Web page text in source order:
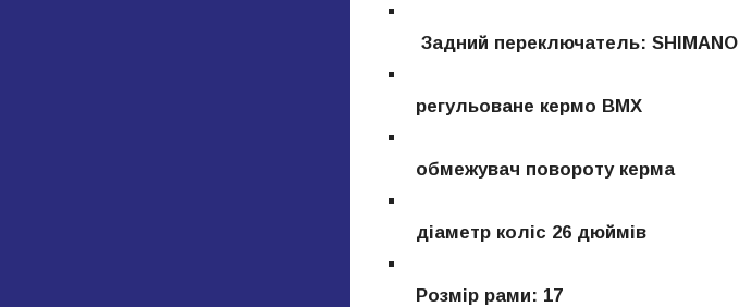
Задний переключатель: SHIMANO
регульоване кермо BMX
обмежувач повороту керма
діаметр коліс 26 дюймів
Розмір рами: 17